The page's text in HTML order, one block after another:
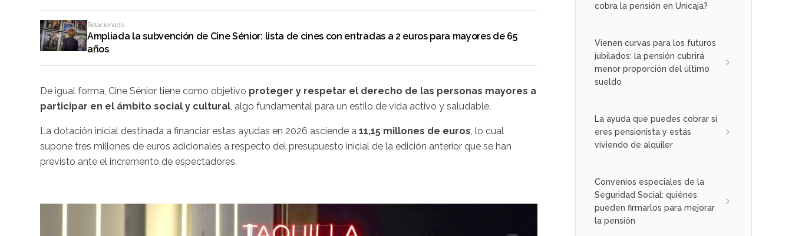
Relacionado
Ampliada la subvención de Cine Sénior: lista de cines con entradas a 2 euros para mayores de 65
años
De igual forma, Cine Sénior tiene como objetivo proteger y respetar el derecho de las personas mayores a
participar en el ámbito social y cultural , algo fundamental para un estilo de vida activo y saludable.
La dotación inicial destinada a financiar estas ayudas en 2026 asciende a 11,15 millones de euros , lo cual
supone tres millones de euros adicionales a respecto del presupuesto inicial de la edición anterior que se han
previsto ante el incremento de espectadores.
cobra la pensión en Unicaja?
Vienen curvas para los futuros
jubilados: la pensión cubrirá
menor proporción del último
sueldo
La ayuda que puedes cobrar si
eres pensionista y estás
viviendo de alquiler
Convenios especiales de la
Seguridad Social: quiénes
pueden firmarlos para mejorar
la pensión